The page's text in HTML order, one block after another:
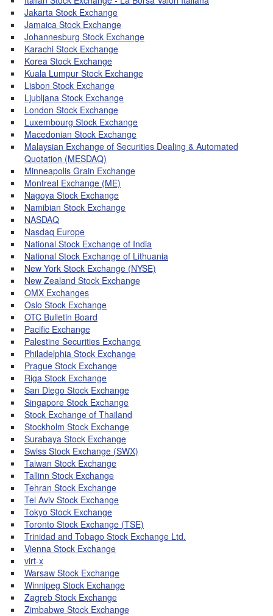
Jakarta Stock Exchange
Jamaica Stock Exchange
Johannesburg Stock Exchange
Karachi Stock Exchange
Korea Stock Exchange
Kuala Lumpur Stock Exchange
Lisbon Stock Exchange
Ljubljana Stock Exchange
London Stock Exchange
Luxembourg Stock Exchange
Macedonian Stock Exchange
Malaysian Exchange of Securities Dealing & Automated
Quotation (MESDAQ)
Minneapolis Grain Exchange
Montreal Exchange (ME)
Nagoya Stock Exchange
Namibian Stock Exchange
NASDAQ
Nasdaq Europe
National Stock Exchange of India
National Stock Exchange of Lithuania
New York Stock Exchange (NYSE)
New Zealand Stock Exchange
OMX Exchanges
Oslo Stock Exchange
OTC Bulletin Board
Pacific Exchange
Palestine Securities Exchange
Philadelphia Stock Exchange
Prague Stock Exchange
Riga Stock Exchange
San Diego Stock Exchange
Singapore Stock Exchange
Stock Exchange of Thailand
Stockholm Stock Exchange
Surabaya Stock Exchange
Swiss Stock Exchange (SWX)
Taiwan Stock Exchange
Tallinn Stock Exchange
Tehran Stock Exchange
Tel Aviv Stock Exchange
Tokyo Stock Exchange
Toronto Stock Exchange (TSE)
Trinidad and Tobago Stock Exchange Ltd.
Vienna Stock Exchange
virt-x
Warsaw Stock Exchange
Winnipeg Stock Exchange
Zagreb Stock Exchange
Zimbabwe Stock Exchange